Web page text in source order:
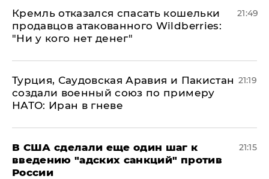
Кремль отказался спасать кошельки
продавцов атакованного Wildberries:
"Ни у кого нет денег"
21:49
Турция, Саудовская Аравия и Пакистан
создали военный союз по примеру
НАТО: Иран в гневе
21:19
В США сделали еще один шаг к
введению "адских санкций" против
России
21:15